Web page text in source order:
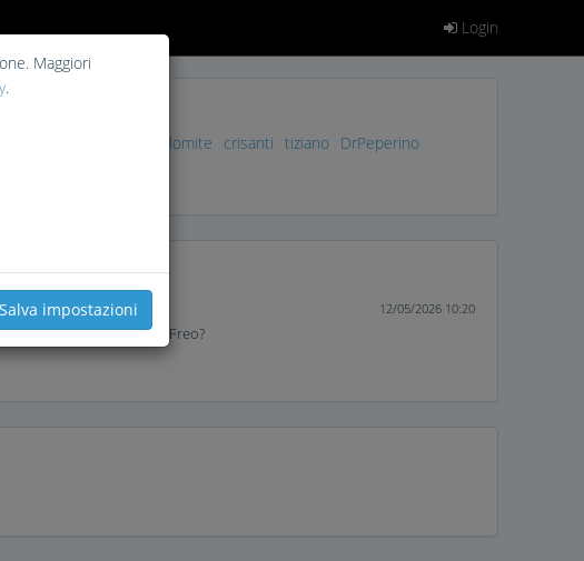
Login
Dolomite crisanti tiziano DrPeperino
12/05/2026 10:20
mica scesi "diretti" sul Del Freo?
Maggiori
.
Salva impostazioni